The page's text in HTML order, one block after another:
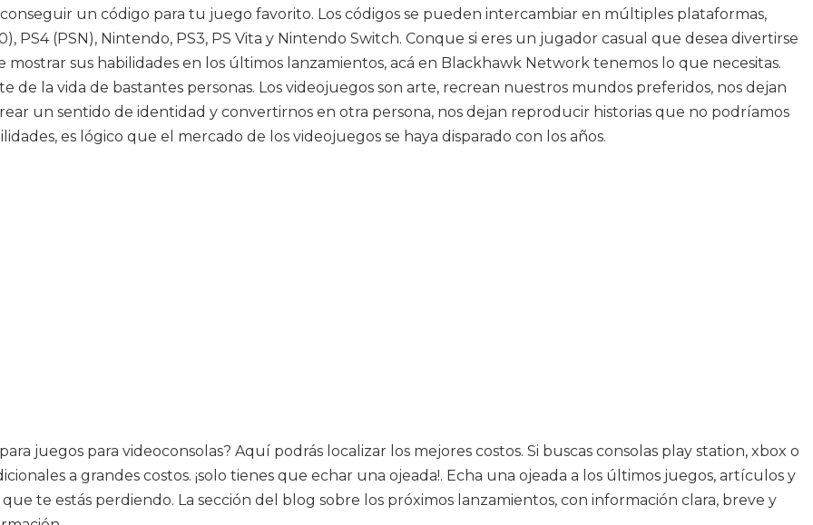
un código para tu juego favorito. Los códigos se pueden intercambiar en múltiples plataformas,
PS4 (PSN), Nintendo, PS3, PS Vita y Nintendo Switch. Conque si eres un jugador casual que desea divertirse
sus habilidades en los últimos lanzamientos, acá en Blackhawk Network tenemos lo que necesitas.
de la vida de bastantes personas. Los videojuegos son arte, recrean nuestros mundos preferidos, nos dejan
un sentido de identidad y convertirnos en otra persona, nos dejan reproducir historias que no podríamos
es lógico que el mercado de los videojuegos se haya disparado con los años.
juegos para videoconsolas? Aquí podrás localizar los mejores costos. Si buscas consolas play station, xbox o
a grandes costos. ¡solo tienes que echar una ojeada!. Echa una ojeada a los últimos juegos, artículos y
te estás perdiendo. La sección del blog sobre los próximos lanzamientos, con información clara, breve y